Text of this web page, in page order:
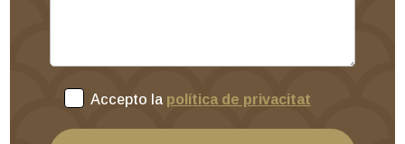
Accepto la política de privacitat